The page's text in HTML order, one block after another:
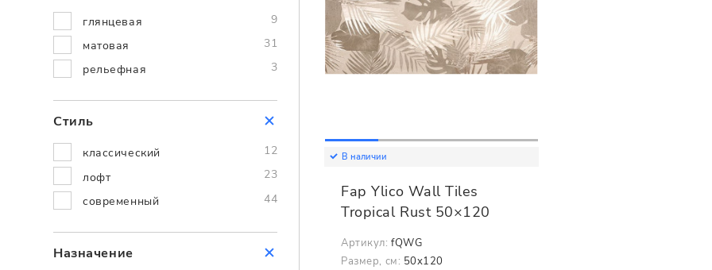
глянцевая
9
матовая
31
рельефная
3
Стиль
классический
12
лофт
23
современный
44
Назначение
В наличии
Fap Ylico Wall Tiles
Tropical Rust 50×120
Артикул: fQWG
Размер, см: 50x120